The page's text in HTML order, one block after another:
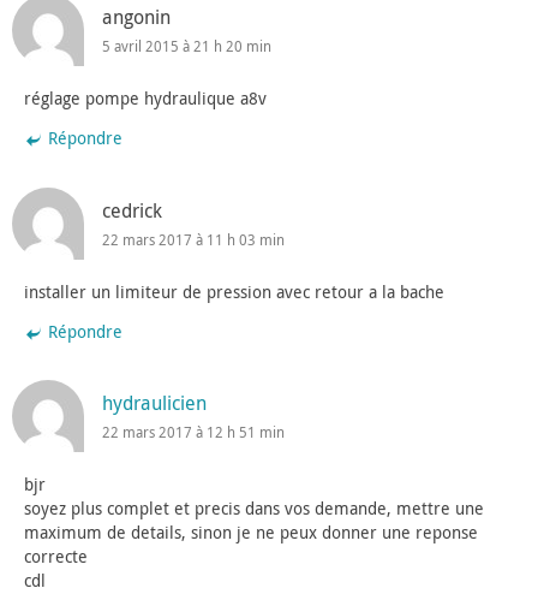
angonin
5 avril 2015 à 21 h 20 min
réglage pompe hydraulique a8v
Répondre
cedrick
22 mars 2017 à 11 h 03 min
installer un limiteur de pression avec retour a la bache
Répondre
hydraulicien
22 mars 2017 à 12 h 51 min
bjr
soyez plus complet et precis dans vos demande, mettre une
maximum de details, sinon je ne peux donner une reponse
correcte
cdl